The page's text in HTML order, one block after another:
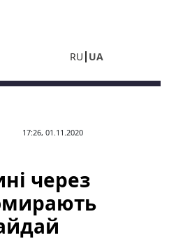
RU UA
17:26, 01.11.2020
через